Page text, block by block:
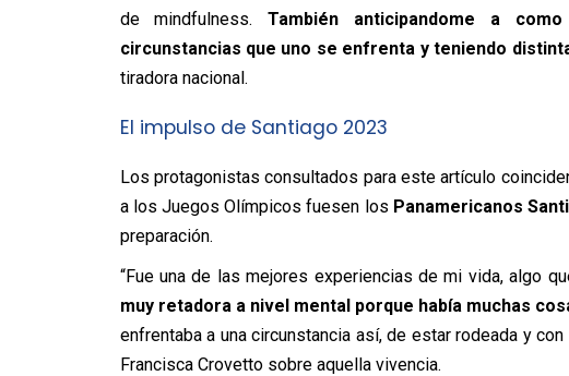
de mindfulness.También anticipandome a
circunstancias que uno se enfrenta y teniendo
tiradora nacional.
El impulso de Santiago 2023
Los protagonistas consultados para este artículo
a los Juegos Olímpicos fuesen los Panamericanos
preparación.
“Fue una de las mejores experiencias de mi vida, algo
muy retadora a nivel mental porque había muchas
enfrentaba a una circunstancia así, de estar rodeada y
Francisca Crovetto sobre aquella vivencia.